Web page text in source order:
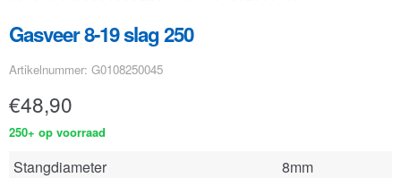
Gasveer 8-19 slag 250
Artikelnummer: G0108250045
€48,90
250+ op voorraad
Stangdiameter
8mm